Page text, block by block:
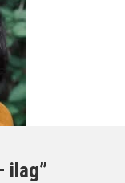
ilag”